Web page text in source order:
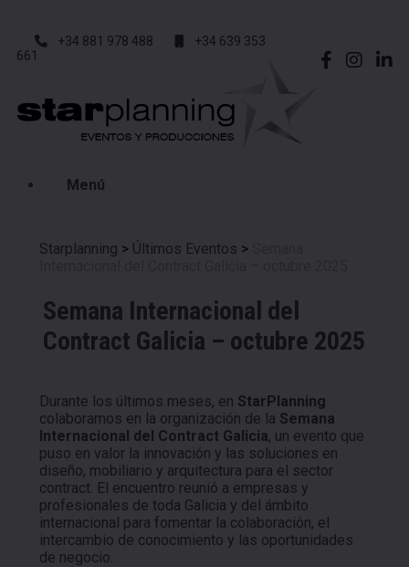
+34 881 978 488
+34 639 353
661
Menú
Starplanning > Últimos Eventos >
Semana Internacional del
Contract Galicia – octubre 2025
Durante los últimos meses, en StarPlanning
colaboramos en la organización de la Semana
Internacional del Contract Galicia, un evento que
puso en valor la innovación y las soluciones en
diseño, mobiliario y arquitectura para el sector
contract. El encuentro reunió a empresas y
profesionales de toda Galicia y del ámbito
internacional para fomentar la colaboración, el
intercambio de conocimiento y las oportunidades
de negocio.